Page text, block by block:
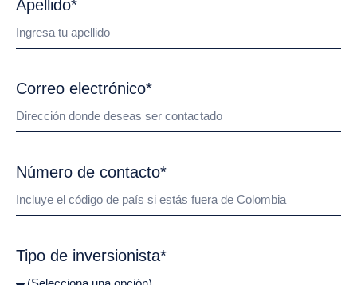
Apellido*
Correo electrónico*
Número de contacto*
Tipo de inversionista*